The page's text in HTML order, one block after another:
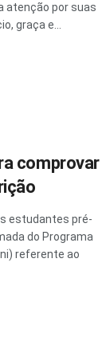
atenção por suas
graça e...
comprovar
estudantes pré-
do Programa
referente ao